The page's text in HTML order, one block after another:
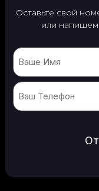
Оставьте свой
или
Name
Phone
(Обязательно)